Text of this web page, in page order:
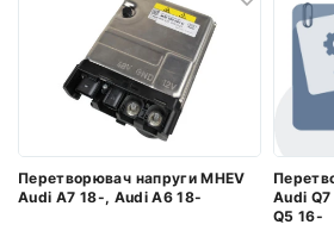
Перетворювач напруги MHEV
Audi A7 18-, Audi A6 18-
Audi
Q5 16-